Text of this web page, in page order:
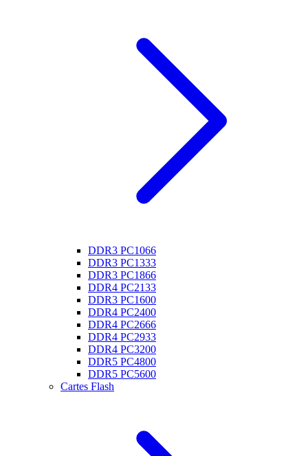
DDR3 PC1066
DDR3 PC1333
DDR3 PC1866
DDR4 PC2133
DDR3 PC1600
DDR4 PC2400
DDR4 PC2666
DDR4 PC2933
DDR4 PC3200
DDR5 PC4800
DDR5 PC5600
Cartes Flash